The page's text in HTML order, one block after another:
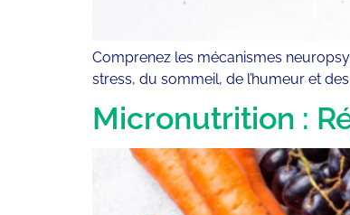
Comprenez les mécanismes
stress, du sommeil, de l’humeur et
Micronutrition :